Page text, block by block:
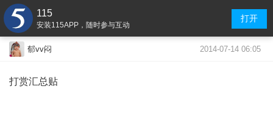
115
安装115APP，随时参与互动
打开
郁vv闷 2014-07-14 06:05
打赏汇总贴